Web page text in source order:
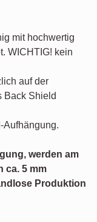
mit hochwertig
WICHTIG! kein
auf der
Back Shield
Aufhängung.
werden am
ca. 5 mm
Produktion